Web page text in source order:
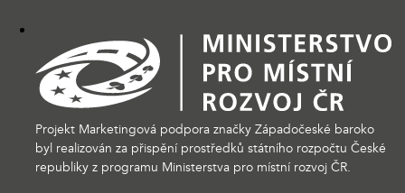
Projekt Marketingová podpora značky Západočeské baroko
byl realizován za přispění prostředků státního rozpočtu České
republiky z programu Ministerstva pro místní rozvoj ČR.